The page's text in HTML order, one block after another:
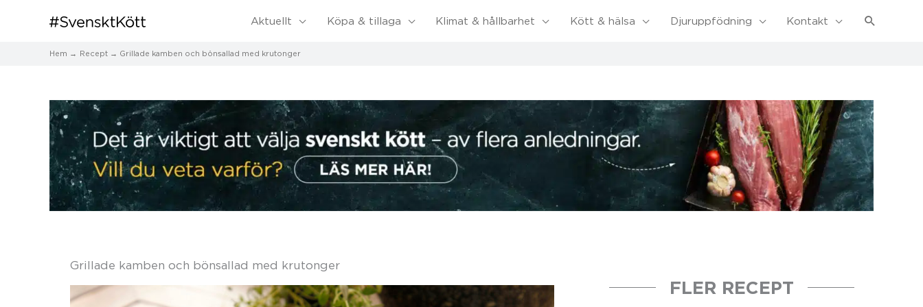
Aktuellt Köpa & tillaga Klimat & hållbarhet Kött & hälsa Djuruppfödning Kontakt Sök
Hem Recept Grillade kamben och bönsallad med krutonger
Grillade kamben och bönsallad med krutonger
FLER RECEPT